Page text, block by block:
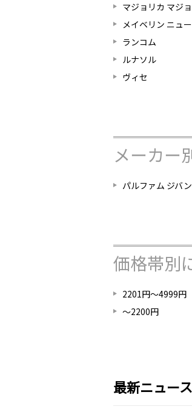
マジョリカ マジ
メイベリン ニュ
ランコム
ルナソル
ヴィセ
メーカー
パルファム ジバ
価格帯別
2201円～4999円
～2200円
最新ニュー